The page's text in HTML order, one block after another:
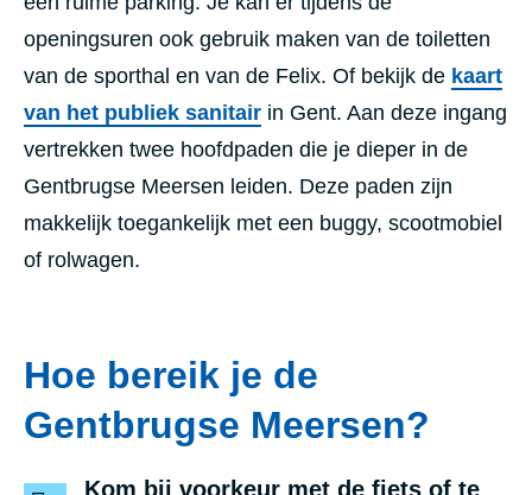
openingsuren ook gebruik maken van de toiletten
van de sporthal en van de Felix. Of bekijk de kaart
van het publiek sanitair in Gent. Aan deze ingang
vertrekken twee hoofdpaden die je dieper in de
Gentbrugse Meersen leiden. Deze paden zijn
makkelijk toegankelijk met een buggy, scootmobiel
of rolwagen.
Hoe bereik je de
Gentbrugse Meersen?
Kom bij voorkeur met de fiets of te